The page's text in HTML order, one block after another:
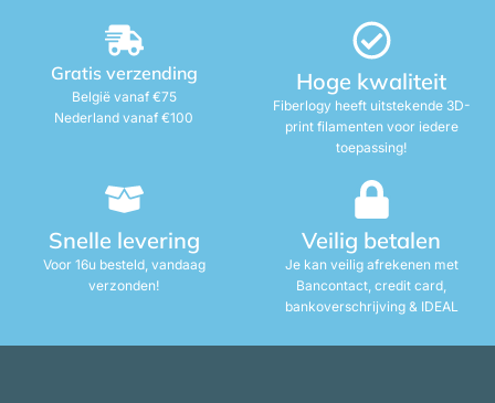
Gratis verzending
België vanaf €75
Nederland vanaf €100
Hoge kwaliteit
Fiberlogy heeft uitstekende 3D-
print filamenten voor iedere
toepassing!
Snelle levering
Voor 16u besteld, vandaag
verzonden!
Veilig betalen
Je kan veilig afrekenen met
Bancontact, credit card,
bankoverschrijving & IDEAL